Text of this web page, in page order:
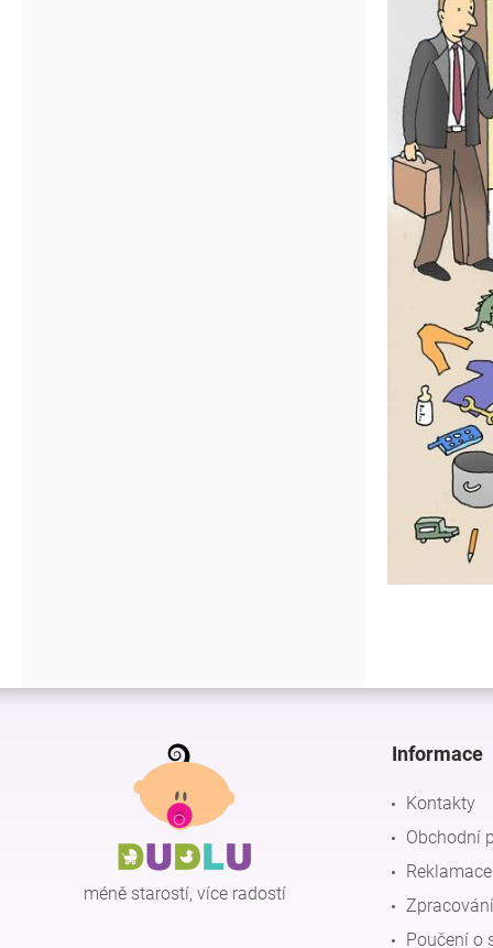
Z
méně starostí, více radostí
Informace
Kontakty
Obchodní
Poučení o